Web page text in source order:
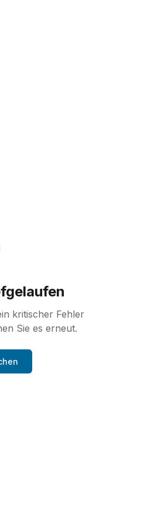
kritischer Fehler
Sie es erneut.